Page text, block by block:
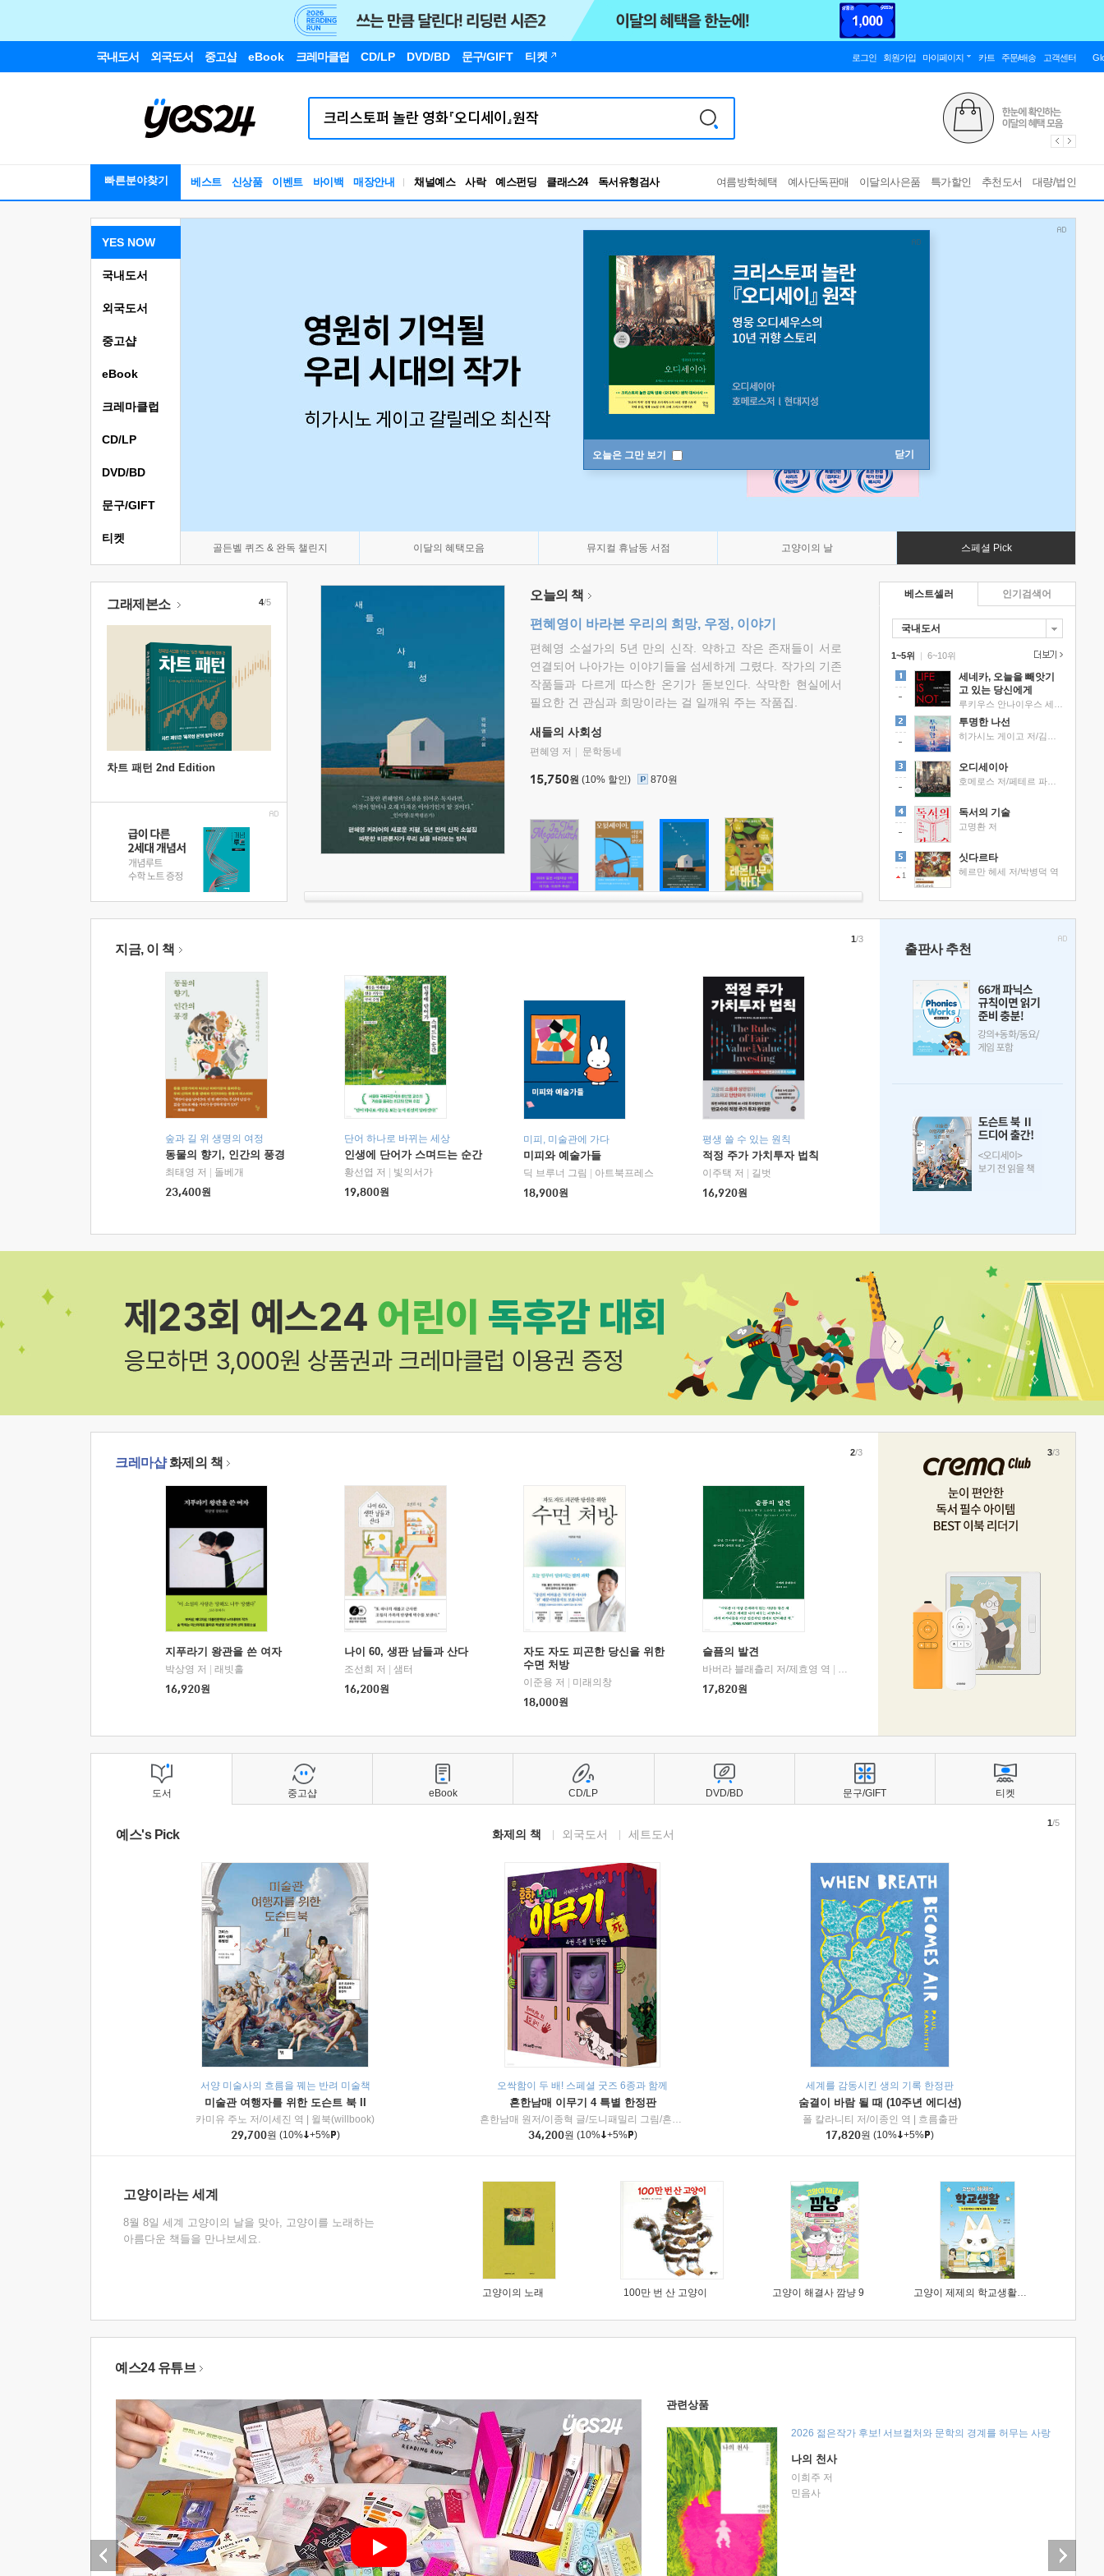
국내도서 외국도서 중고샵 eBook 크레마클럽 CD/LP DVD/BD 문구/GIFT 티켓 로그인 회원가입 마이페이지 카트 주문/배송 고객센터
빠른분야찾기 베스트 신상품 이벤트 바이백 매장안내 채널예스 사락 예스펀딩 클래스24
RBTI Lab
독서유형검사
여름방학혜택 예사단독판매 이달의사은품 특가할인 추천도서 대량/법인
오늘은 그만 보기 닫기
YES NOW
골든벨 퀴즈 & 완독 챌린지 이달의 혜택모음 뮤지컬 휴남동 서점 고양이의 날 스페셜 Pick
국내도서
외국도서
중고샵
eBook
크레마클럽
CD/LP
DVD/BD
문구/GIFT
티켓
그래제본소
차트 패턴 2nd Edition
4/5 오늘의 책
편혜영이 바라본 우리의 희망, 우정, 이야기
편혜영 소설가의 5년 만의 신작. 약하고 작은 존재들이 서로
연결되어 나아가는 이야기들을 섬세하게 그렸다. 작가의 기존
작품들과 다르게 따스한 온기가 돋보인다. 삭막한 현실에서
필요한 건 관심과 희망이라는 걸 일깨워 주는 작품집.
새들의 사회성
편혜영 저 문학동네
15,750원 (10% 할인) 870원
베스트셀러
국내도서
1~5위 |
세네카, 오늘을 빼앗기
고 있는 당신에게
투명한 나선
오디세이아
독서의 기술
고명환 저
1
싯다르타
헤르만 헤세 저/박병덕 역
6~10위
인기검색어
지금, 이 책
숲과 길 위 생명의 여정
동물의 향기, 인간의 풍경
최태영 저
돌베개
23,400원
단어 하나로 바뀌는 세상
인생에 단어가 스며드는 순간
황선엽 저
빛의서가
19,800원
미피, 미술관에 가다
미피와 예술가들
딕 브루너 그림
아트북프레스
18,900원
평생 쓸 수 있는 원칙
적정 주가 가치투자 법칙
이주택 저
길벗
16,920원
1/3
출판사 추천
크레마샵화제의 책
지푸라기 왕관을 쓴 여자
박상영 저
래빗홀
16,920원
나이 60, 생판 남들과 산다
조선희 저
샘터
16,200원
자도 자도 피곤한 당신을 위한
수면 처방
이준용 저
미래의창
18,000원
슬픔의 발견
바버라 블래츨리 저/제효영 역
디플롯
17,820원
2/3 3/3
도서
예스's Pick 화제의 책 외국도서 세트도서
서양 미술사의 흐름을 꿰는 반려 미술책
미술관 여행자를 위한 도슨트 북 II
카미유 주노 저/이세진 역
윌북(willbook)
29,700원 (10% +5% )
오싹함이 두 배! 스페셜 굿즈 6종과 함께
흔한남매 이무기 4 특별 한정판
흔한남매 원저/이종혁 글/도니패밀리 그림/흔한컴퍼니 감수
미래엔아이세움
34,200원 (10% +5% )
세계를 감동시킨 생의 기록 한정판
숨결이 바람 될 때 (10주년 에디션)
폴 칼라니티 저/이종인 역
흐름출판
17,820원 (10% +5% )
1/5
고양이라는 세계
8월 8일 세계 고양이의 날을 맞아, 고양이를 노래하는
아름다운 책들을 만나보세요.
고양이의 노래 100만 번 산 고양이 고양이 해결사 깜냥 9 고양이 제제의 학교생활 1 : 초등학생이 이렇게 힘들 줄이야
중고샵 eBook CD/LP DVD/BD 문구/GIFT 티켓
예스24 유튜브
관련상품
2026 젊은작가 후보! 서브컬처와 문학의 경계를 허무는 사랑
나의 천사
이희주 저
민음사